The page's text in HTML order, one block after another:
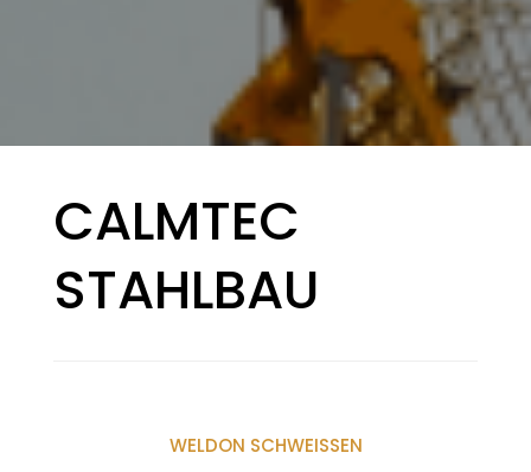
CALMTEC
STAHLBAU
Beitragsnavigation
WELDON SCHWEISSEN